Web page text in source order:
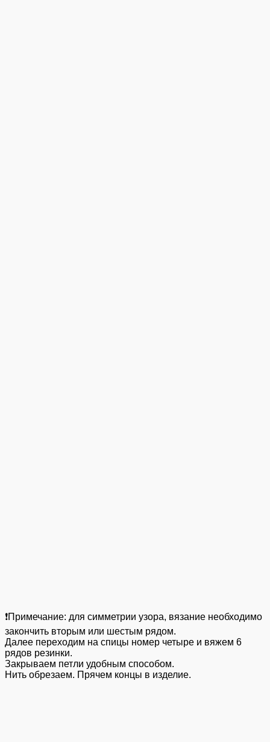
❗️Примечание: для симметрии узора, вязание необходимо
закончить вторым или шестым рядом.
Далее переходим на спицы номер четыре и вяжем 6
рядов резинки.
Закрываем петли удобным способом.
Нить обрезаем. Прячем концы в изделие.